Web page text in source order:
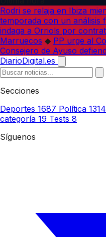
Rodri se relaja en Ibiza
temporada con un análisis
indaga a Orriols por
Marruecos ◆ PP urge al
Consejero de Ayuso
DiarioDigital.es
Secciones
Deportes 1687 Política 1314
categoría 19 Tests 8
Síguenos